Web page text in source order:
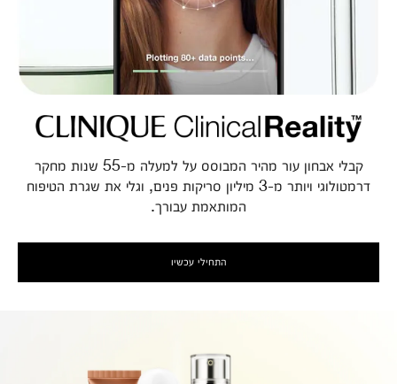
קבלי אבחון עור מהיר המבוסס על למעלה מ-55 שנות מחקר
דרמטולוגי ויותר מ-3 מיליון סריקות פנים, וגלי את שגרת הטיפוח
המותאמת עבורך.
התחילי עכשיו